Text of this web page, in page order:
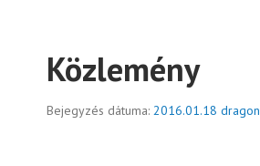
Közlemény
Bejegyzés dátuma: 2016.01.18 dragon